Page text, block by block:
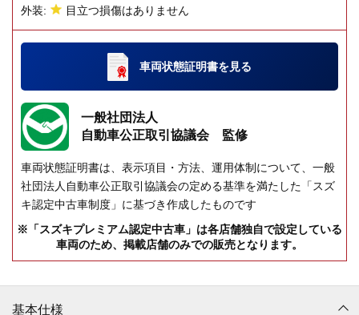
外装:
目立つ損傷はありません
車両状態証明書を見る
一般社団法人
自動車公正取引協議会 監修
車両状態証明書は、表示項目・方法、運用体制について、一般
社団法人自動車公正取引協議会の定める基準を満たした「スズ
キ認定中古車制度」に基づき作成したものです
※「スズキプレミアム認定中古車」は各店舗独自で設定している
車両のため、掲載店舗のみでの販売となります。
基本仕様